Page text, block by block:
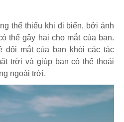
thể thiếu khi đi biển, bởi ánh
thể gây hại cho mắt của bạn.
đôi mắt của bạn khỏi các tác
trời và giúp bạn có thể thoải
ngoài trời.